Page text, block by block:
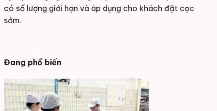
có số lượng giới hạn và áp dụng cho khách đặt cọc
sớm.
Đang phổ biến